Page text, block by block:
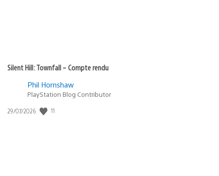
Silent Hill: Townfall – Compte rendu
Phil Hornshaw
PlayStation Blog Contributor
Date
29/07/2026 11